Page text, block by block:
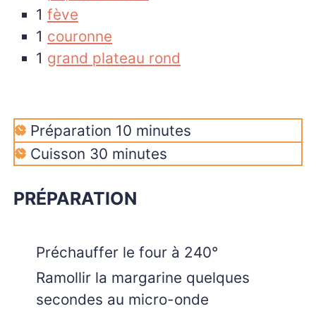
1 fève
1 couronne
1 grand plateau rond
Préparation 10 minutes
minutes
Cuisson 30 minutes
minutes
PRÉPARATION
Préchauffer le four à 240°
Ramollir la margarine quelques
secondes au micro-onde